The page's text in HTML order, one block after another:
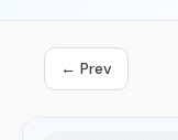
← Prev